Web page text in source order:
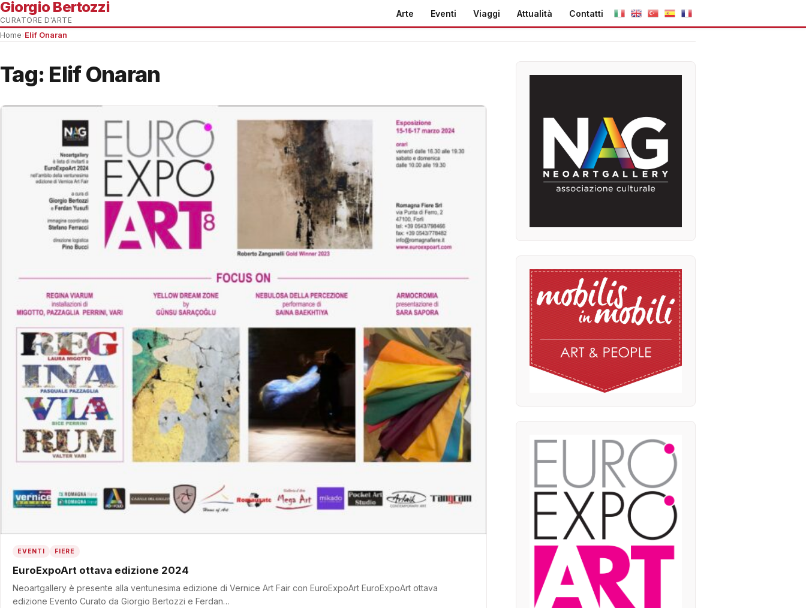
Giorgio Bertozzi
CURATORE D'ARTE
Arte Eventi Viaggi Attualità Contatti
Home Elif Onaran
Tag: Elif Onaran
EVENTI FIERE
EuroExpoArt ottava edizione 2024
Neoartgallery è presente alla ventunesima edizione di Vernice Art Fair con EuroExpoArt EuroExpoArt ottava
edizione Evento Curato da Giorgio Bertozzi e Ferdan…